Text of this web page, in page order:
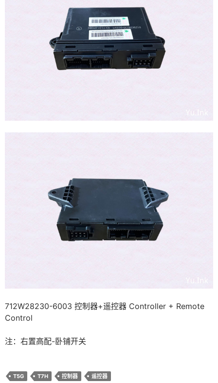
712W28230-6003 控制器+遥控器 Controller + Remote
Control
注：右置高配-卧铺开关
T5G T7H 控制器 遥控器